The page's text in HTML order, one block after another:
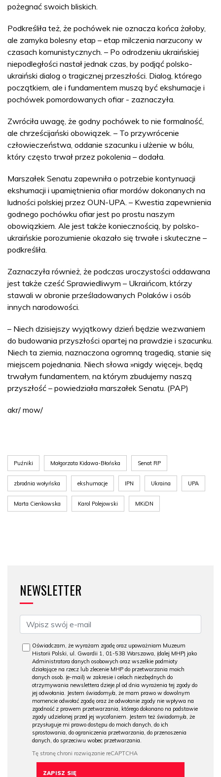
pożegnać swoich bliskich.
Podkreśliła też, że pochówek nie oznacza końca żałoby,
ale zamyka bolesny etap – etap milczenia narzucony w
czasach komunistycznych. – Po odrodzeniu ukraińskiej
niepodległości nastał jednak czas, by podjąć polsko-
ukraiński dialog o tragicznej przeszłości. Dialog, którego
początkiem, ale i fundamentem muszą być ekshumacje i
pochówek pomordowanych ofiar - zaznaczyła.
Zwróciła uwagę, że godny pochówek to nie formalność,
ale chrześcijański obowiązek. – To przywrócenie
człowieczeństwa, oddanie szacunku i ulżenie w bólu,
który często trwał przez pokolenia – dodała.
Marszałek Senatu zapewniła o potrzebie kontynuacji
ekshumacji i upamiętnienia ofiar mordów dokonanych na
ludności polskiej przez OUN-UPA. – Kwestia zapewnienia
godnego pochówku ofiar jest po prostu naszym
obowiązkiem. Ale jest także koniecznością, by polsko-
ukraińskie porozumienie okazało się trwałe i skuteczne –
podkreśliła.
Zaznaczyła również, że podczas uroczystości oddawana
jest także cześć Sprawiedliwym – Ukraińcom, którzy
stawali w obronie prześladowanych Polaków i osób
innych narodowości.
– Niech dzisiejszy wyjątkowy dzień będzie wezwaniem
do budowania przyszłości opartej na prawdzie i szacunku.
Niech ta ziemia, naznaczona ogromną tragedią, stanie się
miejscem pojednania. Niech słowa »nigdy więcej«, będą
trwałym fundamentem, na którym zbudujemy naszą
przyszłość – powiedziała marszałek Senatu. (PAP)
akr/ mow/
Puźniki Małgorzata Kidawa-Błońska Senat RP
zbrodnia wołyńska ekshumacje IPN Ukraina UPA
Marta Cienkowska Karol Polejowski MKiDN
NEWSLETTER
Oświadczam, że wyrażam zgodę oraz upoważniam Muzeum
Historii Polski, ul. Gwardii 1, 01-538 Warszawa, (dalej MHP) jako
Administratora danych osobowych oraz wszelkie podmioty
działające na rzecz lub zlecenie MHP do przetwarzania moich
danych osob. (e-mail) w zakresie i celach niezbędnych do
otrzymywania newslettera dzieje.pl od dnia wyrażenia tej zgody do
jej odwołania. Jestem świadomy/a, że mam prawo w dowolnym
momencie odwołać zgodę oraz że odwołanie zgody nie wpływa na
zgodność z prawem przetwarzania, którego dokonano na podstawie
zgody udzielonej przed jej wycofaniem. Jestem też świadomy/a, że
przysługuje mi prawo dostępu do moich danych, do ich
sprostowania, do ograniczenia przetwarzania, do przenoszenia
danych, do sprzeciwu wobec przetwarzania.